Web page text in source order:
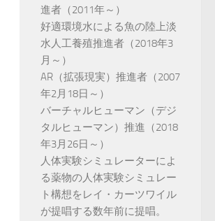
進者（2011年～）
好適環境水による魚の陸上淡
水人工養殖推進者（2018年3
月～）
AR（拡張現実）推進者（2007
年2月18日～）
バーチャルヒューマン（デジ
タルヒューマン）推進（2018
年3月26日～）
人体実験シミュレーターによ
る薬物の人体実験シミュレー
ト構想をレイ・カーツワイル
が提唱する数年前に提唱。